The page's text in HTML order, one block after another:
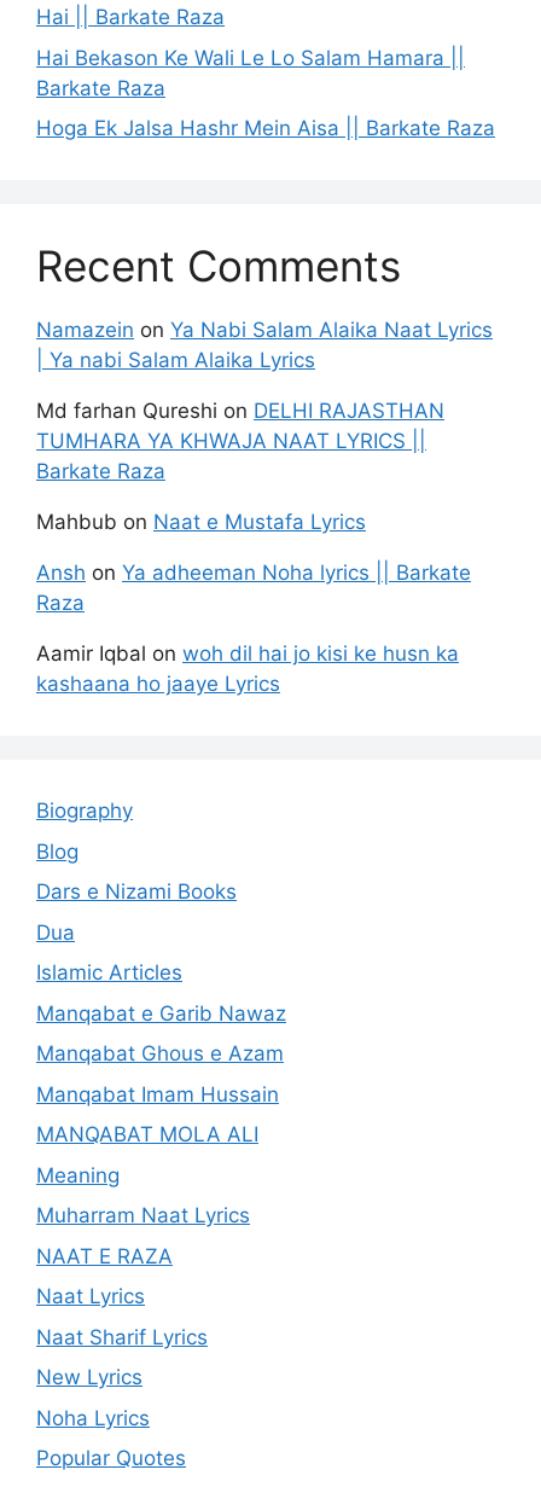
Hai || Barkate Raza
Hai Bekason Ke Wali Le Lo Salam Hamara ||
Barkate Raza
Hoga Ek Jalsa Hashr Mein Aisa || Barkate Raza
Recent Comments
Namazein on Ya Nabi Salam Alaika Naat Lyrics
| Ya nabi Salam Alaika Lyrics
Md farhan Qureshi on DELHI RAJASTHAN
TUMHARA YA KHWAJA NAAT LYRICS ||
Barkate Raza
Mahbub on Naat e Mustafa Lyrics
Ansh on Ya adheeman Noha lyrics || Barkate
Raza
Aamir Iqbal on woh dil hai jo kisi ke husn ka
kashaana ho jaaye Lyrics
Biography
Blog
Dars e Nizami Books
Dua
Islamic Articles
Manqabat e Garib Nawaz
Manqabat Ghous e Azam
Manqabat Imam Hussain
MANQABAT MOLA ALI
Meaning
Muharram Naat Lyrics
NAAT E RAZA
Naat Lyrics
Naat Sharif Lyrics
New Lyrics
Noha Lyrics
Popular Quotes